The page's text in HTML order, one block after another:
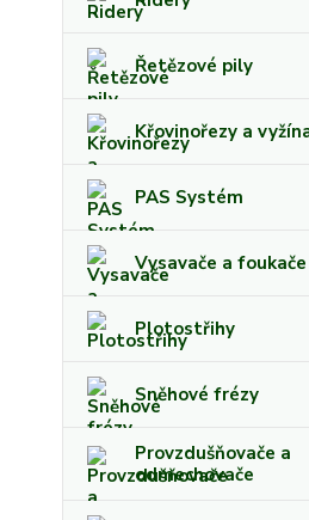
Řetězové pily
Křovinořezy a
PAS Systém
Vysavače a foukače
Plotostřihy
Sněhové frézy
Provzdušňovače a
odmechovače